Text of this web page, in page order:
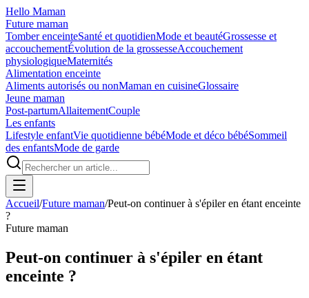
Hello Maman
Future maman
Tomber enceinteSanté et quotidienMode et beautéGrossesse et
accouchementÉvolution de la grossesseAccouchement
physiologiqueMaternités
Alimentation enceinte
Aliments autorisés ou nonMaman en cuisineGlossaire
Jeune maman
Post-partumAllaitementCouple
Les enfants
Lifestyle enfantVie quotidienne bébéMode et déco bébéSommeil
des enfantsMode de garde
Accueil/Future maman/Peut-on continuer à s'épiler en étant enceinte
?
Future maman
Peut-on continuer à s'épiler en étant
enceinte ?